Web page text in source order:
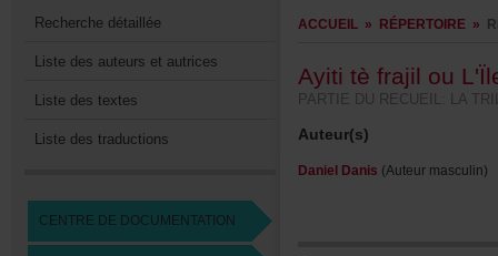
Recherchedétaillée
Listedesauteursetautrices
Listedestextes
Listedestraductions
CENTREDEDOCUMENTATION
ACCUEIL» RÉPERTOIRE»
Auteur(s)
DanielDanis (Auteurmasculin)